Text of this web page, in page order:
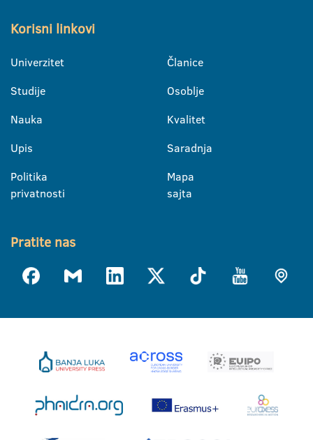
Korisni linkovi
Univerzitet
Studije
Nauka
Upis
Politika
privatnosti
Članice
Osoblje
Kvalitet
Saradnja
Mapa
sajta
Pratite nas